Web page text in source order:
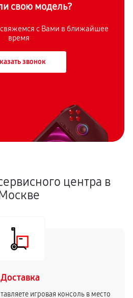
свою модель?
с Вами в ближайшее
время
звонок
центра в
Доставка
игровая консоль в место